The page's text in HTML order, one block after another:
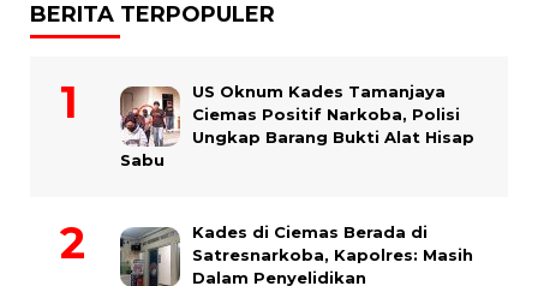
BERITA TERPOPULER
US Oknum Kades Tamanjaya
Ciemas Positif Narkoba, Polisi
Ungkap Barang Bukti Alat Hisap
Sabu
Kades di Ciemas Berada di
Satresnarkoba, Kapolres: Masih
Dalam Penyelidikan